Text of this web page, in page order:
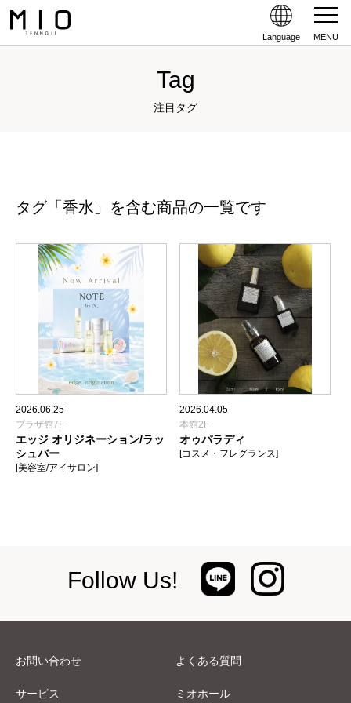
Language MENU
Tag
注目タグ
タグ「香水」を含む商品の一覧です
2026.06.25
プラザ館7F
エッジ オリジネーション/ラッ
シュバー
[美容室/アイサロン]
2026.04.05
本館2F
オゥパラディ
[コスメ・フレグランス]
Follow Us!
お問い合わせ よくある質問
サービス ミオホール